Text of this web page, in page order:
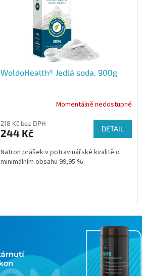
WoldoHealth® Jedlá soda, 900g
Momentálně nedostupné
218 Kč bez DPH
244 Kč DETAIL
Natron prášek v potravinářské kvalitě o
minimálním obsahu 99,95 %.